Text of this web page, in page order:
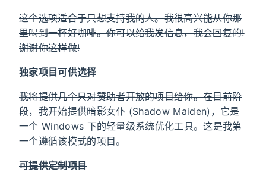
这个选项适合于只想支持我的人。我很高兴能从你那
里喝到一杯好咖啡。你可以给我发信息，我会回复的!
谢谢你这样做!
独家项目可供选择
我将提供几个只对赞助者开放的项目给你。在目前阶
段，我开始提供暗影女仆 (Shadow Maiden)，它是
一个 Windows 下的轻量级系统优化工具。这是我第
一个遵循该模式的项目。
可提供定制项目